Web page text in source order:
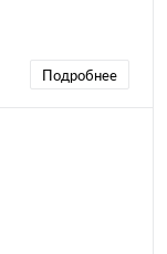
Подробнее